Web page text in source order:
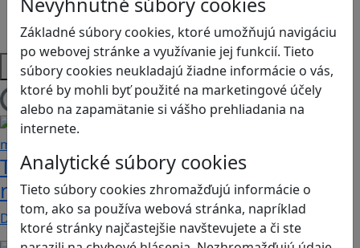
Základné súbory cookies, ktoré umožňujú navigáciu
po webovej stránke a využívanie jej funkcií. Tieto
súbory cookies neukladajú žiadne informácie o vás,
ktoré by mohli byť použité na marketingové účely
alebo na zapamätanie si vášho prehliadania na
internete.
Analytické súbory cookies
Tieto súbory cookies zhromažďujú informácie o
tom, ako sa používa webová stránka, napríklad
ktoré stránky najčastejšie navštevujete a či ste
Strategické myslenie
Zdravie a pohyb
Platformy
Načítam blogy
Tick Tock: A Tale for Tw‪o je hra s
netradičnou mechanikou spolupráce
Dvaja hráči simultánne lúštia bizarné logické…